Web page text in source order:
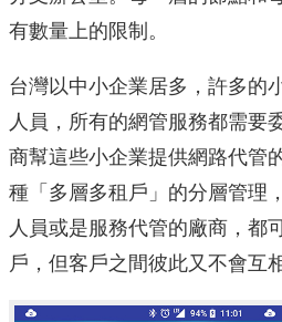
有數量上的限制。
台灣以中小企業居多，許多的
人員，所有的網管服務都需要
商幫這些小企業提供網路代管
種「多層多租戶」的分層管理
人員或是服務代管的廠商，都
戶，但客戶之間彼此又不會互